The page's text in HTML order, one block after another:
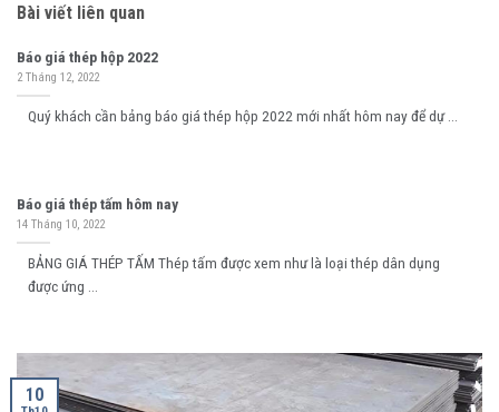
Bài viết liên quan
Báo giá thép hộp 2022
2 Tháng 12, 2022
Quý khách cần bảng báo giá thép hộp 2022 mới nhất hôm nay để dự ...
Báo giá thép tấm hôm nay
14 Tháng 10, 2022
BẢNG GIÁ THÉP TẤM Thép tấm được xem như là loại thép dân dụng
được ứng ...
10